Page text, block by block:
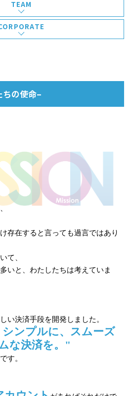
TEAM
ちの使命–
存在すると言っても過言ではあり
て、
いと、わたしたちは考えていま
い決済手段を開発しました。
ンプルに、スムーズ
な決済を。"
す。